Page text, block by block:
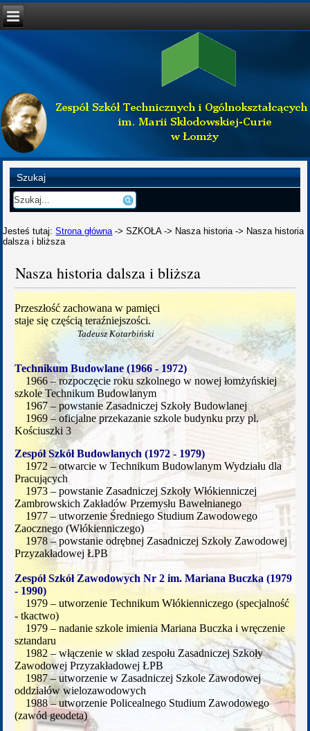
Szukaj
Jesteś tutaj:Strona główna ->SZKOŁA-> Nasza historia -> Nasza historia
dalsza i bliższa
Nasza historia dalsza i bliższa
Przeszłość zachowana w pamięci
staje się częścią teraźniejszości.
Tadeusz Kotarbiński
Technikum Budowlane (1966 - 1972)
1966 – rozpoczęcie roku szkolnego w nowej łomżyńskiej
szkole Technikum Budowlanym
1967 – powstanie Zasadniczej Szkoły Budowlanej
1969 – oficjalne przekazanie szkole budynku przy pl.
Kościuszki 3
Zespół Szkół Budowlanych (1972 - 1979)
1972 – otwarcie w Technikum Budowlanym Wydziału dla
Pracujących
1973 – powstanie Zasadniczej Szkoły Włókienniczej
Zambrowskich Zakładów Przemysłu Bawełnianego
1977 – utworzenie Średniego Studium Zawodowego
Zaocznego (Włókienniczego)
1978 – powstanie odrębnej Zasadniczej Szkoły Zawodowej
Przyzakładowej ŁPB
Zespół Szkół Zawodowych Nr 2 im. Mariana Buczka (1979
- 1990)
1979 – utworzenie Technikum Włókienniczego (specjalność
- tkactwo)
1979 – nadanie szkole imienia Mariana Buczka i wręczenie
sztandaru
1982 – włączenie w skład zespołu Zasadniczej Szkoły
Zawodowej Przyzakładowej ŁPB
1987 – utworzenie w Zasadniczej Szkole Zawodowej
oddziałów wielozawodowych
1988 – utworzenie Policealnego Studium Zawodowego
(zawód geodeta)